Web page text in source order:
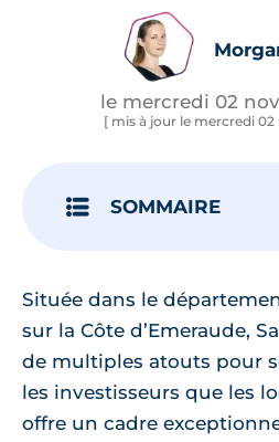
le mercredi 02
[ mis à jour le mercredi
SOMMAIRE
Située dans le
sur la Côte d’Emeraude,
de multiples atouts pour
les investisseurs que les
offre un cadre